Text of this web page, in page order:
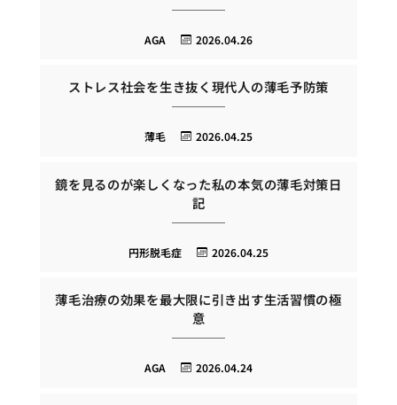
2026.04.26
AGA
ストレス社会を生き抜く現代人の薄毛予防策
2026.04.25
薄毛
鏡を見るのが楽しくなった私の本気の薄毛対策日
記
2026.04.25
円形脱毛症
薄毛治療の効果を最大限に引き出す生活習慣の極
意
2026.04.24
AGA